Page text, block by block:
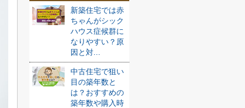
新築住宅では赤
ちゃんがシック
ハウス症候群に
なりやすい？原
因と対...
中古住宅で狙い
目の築年数と
は？おすすめの
築年数や購入時